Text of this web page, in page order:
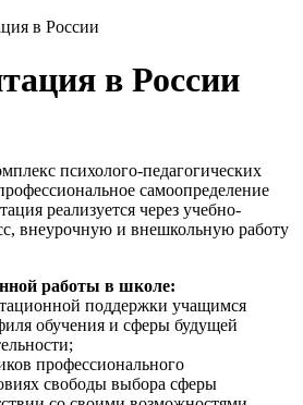
в России
в России
психолого-педагогических
самоопределение
реализуется через учебно-
внеурочную и внешкольную работу
работы в школе:
поддержки учащимся
обучения и сферы будущей
профессионального
свободы выбора сферы